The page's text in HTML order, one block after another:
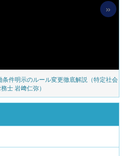
条件明示のルール変更徹底解説（特定社会
士 岩﨑仁弥）
»